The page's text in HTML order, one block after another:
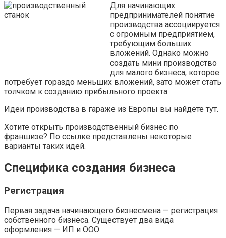
Для начинающих
предпринимателей понятие
производства ассоциируется
с огромным предприятием,
требующим больших
вложений. Однако можно
создать мини производство
для малого бизнеса, которое
потребует гораздо меньших вложений, зато может стать
толчком к созданию прибыльного проекта.
Идеи производства в гараже из Европы вы найдете тут.
Хотите открыть производственный бизнес по
франшизе? По ссылке представлены некоторые
варианты таких идей.
Специфика создания бизнеса
Регистрация
Первая задача начинающего бизнесмена — регистрация
собственного бизнеса. Существует два вида
оформления — ИП и ООО.